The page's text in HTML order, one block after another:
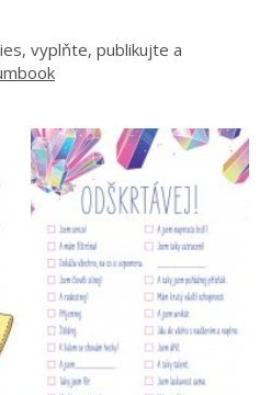
vyplňte, publikujte a